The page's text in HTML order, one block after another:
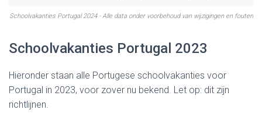
Schoolvakanties Portugal 2024 - Alle data onder voorbehoud van wijzigingen en fouten
Schoolvakanties Portugal 2023
Hieronder staan alle Portugese schoolvakanties voor
Portugal in 2023, voor zover nu bekend. Let op: dit zijn
richtlijnen.